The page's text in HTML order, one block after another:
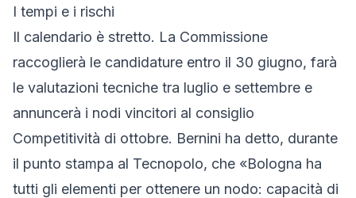
I tempi e i rischi
Il calendario è stretto. La Commissione
raccoglierà le candidature entro il 30 giugno, farà
le valutazioni tecniche tra luglio e settembre e
annuncerà i nodi vincitori al consiglio
Competitività di ottobre. Bernini ha detto, durante
il punto stampa al Tecnopolo, che «Bologna ha
tutti gli elementi per ottenere un nodo: capacità di